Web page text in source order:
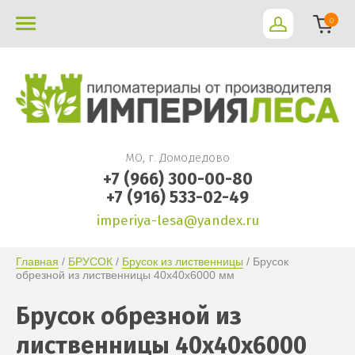
0
МО, г. Домодедово
+7 (966) 300-00-80
+7 (916) 533-02-49
imperiya-lesa@yandex.ru
Главная / БРУСОК / Брусок из лиственницы / Брусок
обрезной из лиственницы 40х40х6000 мм
Брусок обрезной из
лиственницы 40х40х6000